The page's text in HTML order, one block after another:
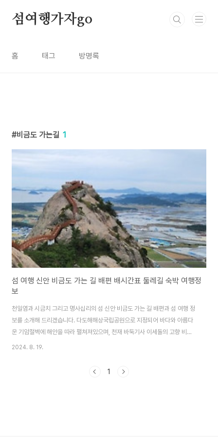
섬여행가자go
홈 태그 방명록
비금도 가는길 1
섬 여행 신안 비금도 가는 길 배편 배시간표 둘레길 숙박 여행정
보
천일염과 시금치 그리고 명사십리의 섬 신안 비금도 가는 길 배편과 섬 여행 정
보를 소개해 드리겠습니다. 다도해해상국립공원으로 지정되어 바다와 아름다
운 기암절벽에 해안을 따라 펼쳐져있으며, 천재 바둑기사 이세돌의 고향 비금
도로 여행 떠나 보시기 바랍니다. 비금도 가는 배편 신안 비금도 가는 배편
이용해 갈 수 있습니다. 선사운항 횟수소요시간차량 선적동양훼리1일 1회 또는
2024. 8. 19.
1